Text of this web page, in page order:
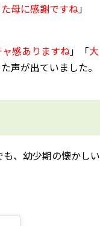
母に感謝ですね」
感ありますね」「大
声が出ていました。
、幼少期の懐かしい